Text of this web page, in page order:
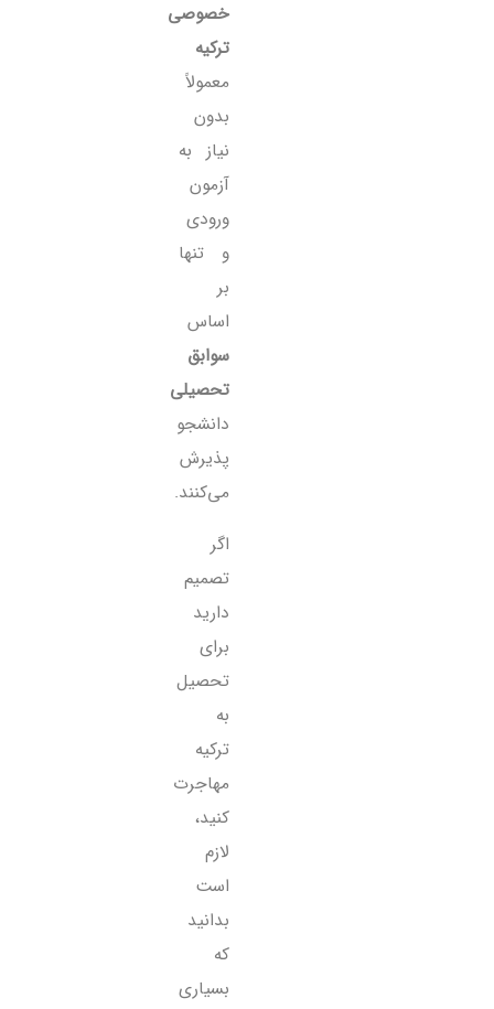
خصوصی
ترکیه
معمولاً
بدون
نیاز به
آزمون
ورودی
و تنها
بر
اساس
سوابق
تحصیلی
دانشجو
پذیرش
می‌کنند.
اگر
تصمیم
دارید
برای
تحصیل
به
ترکیه
مهاجرت
کنید،
لازم
است
بدانید
که
بسیاری